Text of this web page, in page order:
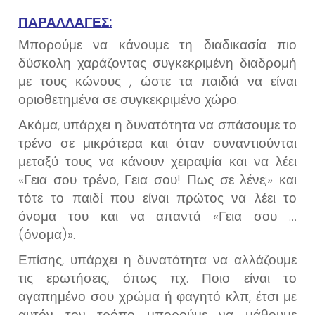
ΠΑΡΑΛΛΑΓΈΣ:
Μπορούμε να κάνουμε τη διαδικασία πιο
δύσκολη χαράζοντας συγκεκριμένη διαδρομή
με τους κώνους , ώστε τα παιδιά να είναι
οριοθετημένα σε συγκεκριμένο χώρο.
Ακόμα, υπάρχει η δυνατότητα να σπάσουμε το
τρένο σε μικρότερα και όταν συναντιούνται
μεταξύ τους να κάνουν χειραψία και να λέει
«Γεια σου τρένο, Γεια σου! Πως σε λένε;» και
τότε το παιδί που είναι πρώτος να λέει το
όνομα του και να απαντά «Γεια σου …
(όνομα)».
Επίσης, υπάρχει η δυνατότητα να αλλάζουμε
τις ερωτήσεις, όπως πχ. Ποιο είναι το
αγαπημένο σου χρώμα ή φαγητό κλπ, έτσι με